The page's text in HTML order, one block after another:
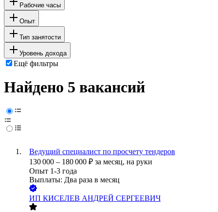
Рабочие часы
Опыт
Тип занятости
Уровень дохода
Ещё фильтры
Найдено 5 вакансий
Ведущий специалист по просчету тендеров
130 000 – 180 000 ₽ за месяц, на руки
Опыт 1-3 года
Выплаты: Два раза в месяц
ИП КИСЕЛЕВ АНДРЕЙ СЕРГЕЕВИЧ